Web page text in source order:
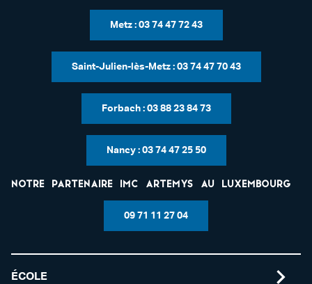
Metz : 03 74 47 72 43
Saint-Julien-lès-Metz : 03 74 47 70 43
Forbach : 03 88 23 84 73
Nancy : 03 74 47 25 50
Notre partenaire IMC Artemys au Luxembourg
09 71 11 27 04
ÉCOLE